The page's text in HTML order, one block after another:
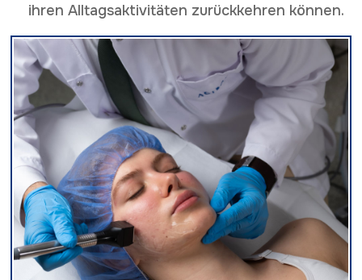
ihren Alltagsaktivitäten zurückkehren können.